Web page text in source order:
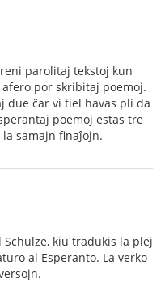
parolitaj tekstoj kun
por skribitaj poemoj.
due ĉar vi tiel havas pli da
poemoj estas tre
samajn finaĵojn.
kiu tradukis la plej
al Esperanto. La verko